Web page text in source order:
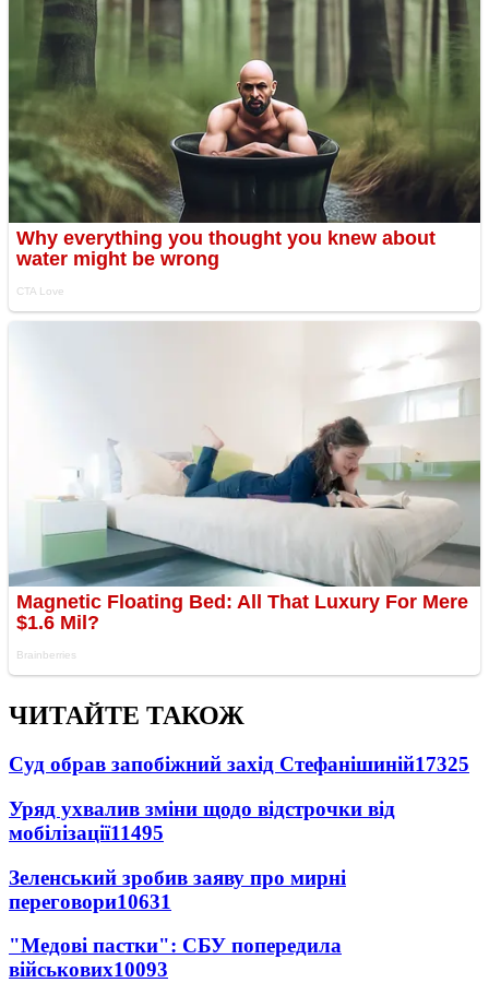
ЧИТАЙТЕ ТАКОЖ
Суд обрав запобіжний захід Стефанішиній17325
Уряд ухвалив зміни щодо відстрочки від
мобілізації11495
Зеленський зробив заяву про мирні
переговори10631
"Медові пастки": СБУ попередила
військових10093